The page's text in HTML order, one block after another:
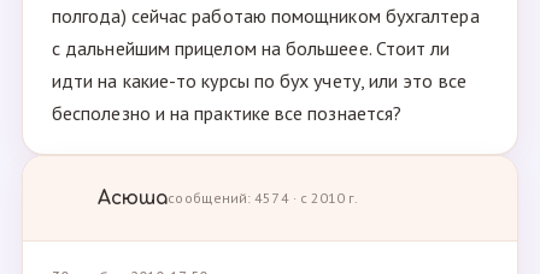
полгода) сейчас работаю помощником бухгалтера
с дальнейшим прицелом на большеее. Стоит ли
идти на какие-то курсы по бух учету, или это все
бесполезно и на практике все познается?
Асюшасообщений: 4574 · с 2010 г.